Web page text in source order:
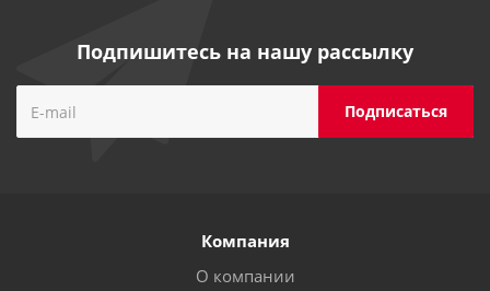
Подпишитесь на нашу рассылку
Компания
О компании